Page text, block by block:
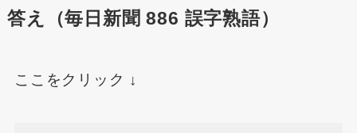
答え（毎日新聞 886 誤字熟語）
ここをクリック ↓